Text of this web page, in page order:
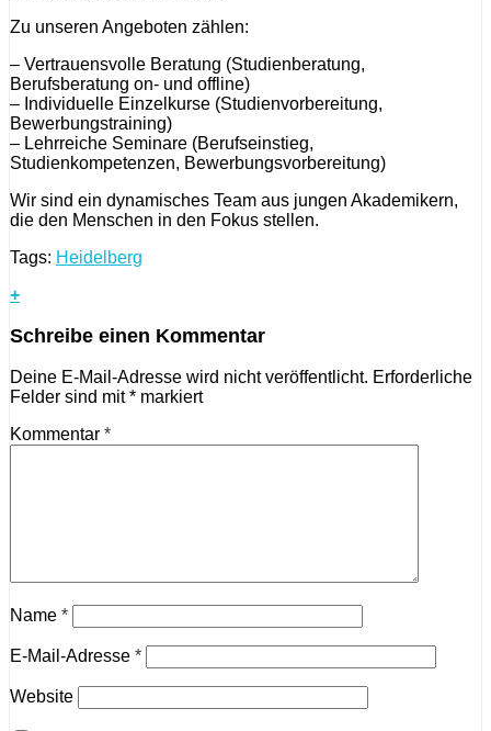
Zu unseren Angeboten zählen:
– Vertrauensvolle Beratung (Studienberatung,
Berufsberatung on- und offline)
– Individuelle Einzelkurse (Studienvorbereitung,
Bewerbungstraining)
– Lehrreiche Seminare (Berufseinstieg,
Studienkompetenzen, Bewerbungsvorbereitung)
Wir sind ein dynamisches Team aus jungen Akademikern,
die den Menschen in den Fokus stellen.
Tags: Heidelberg
+
Schreibe einen Kommentar
Deine E-Mail-Adresse wird nicht veröffentlicht. Erforderliche
Felder sind mit* markiert
Kommentar *
Name *
E-Mail-Adresse *
Website